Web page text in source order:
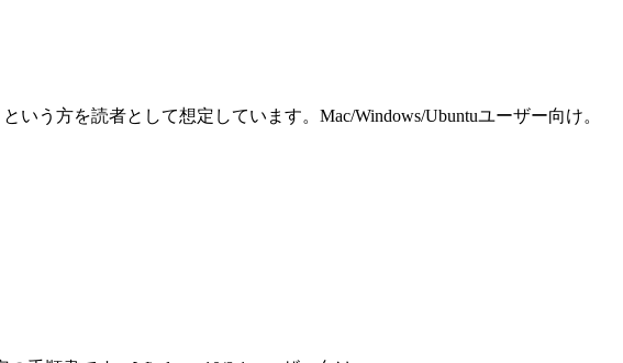
う方を読者として想定しています。Mac/Windows/Ubuntuユーザー向け。